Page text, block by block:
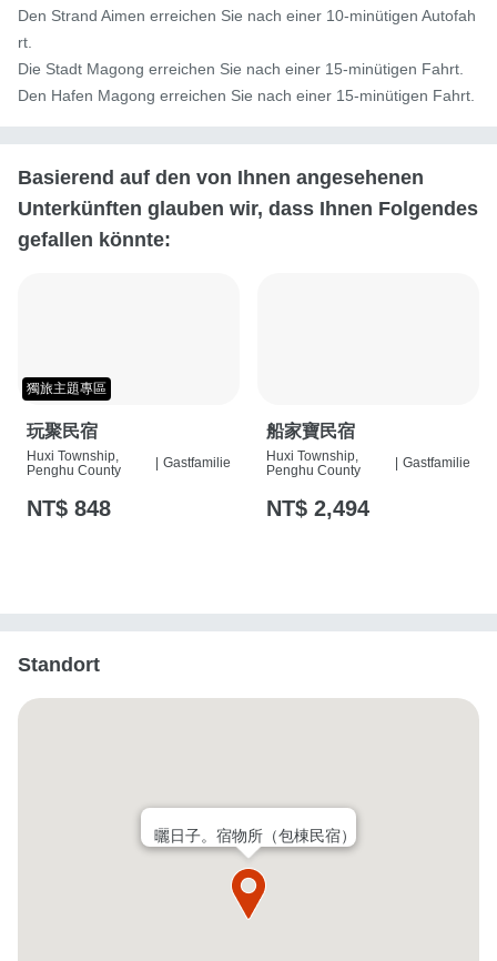
Den Strand Aimen erreichen Sie nach einer 10-minütigen Autofah
rt.
Die Stadt Magong erreichen Sie nach einer 15-minütigen Fahrt.
Den Hafen Magong erreichen Sie nach einer 15-minütigen Fahrt.
Basierend auf den von Ihnen angesehenen
Unterkünften glauben wir, dass Ihnen Folgendes
gefallen könnte:
獨旅主題專區
玩聚民宿
Huxi Township,
Penghu County
Gastfamilie
NT$ 848
船家寶民宿
Huxi Township,
Penghu County
Gastfamilie
NT$ 2,494
Standort
曬日子。宿物所（包棟民宿）